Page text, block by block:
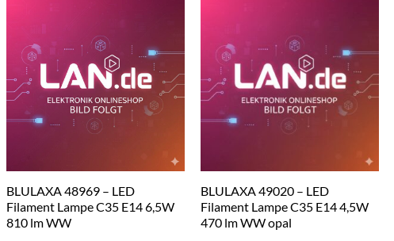
BLULAXA 48969 – LED
Filament Lampe C35 E14 6,5W
810 lm WW
BLULAXA 49020 – LED
Filament Lampe C35 E14 4,5W
470 lm WW opal